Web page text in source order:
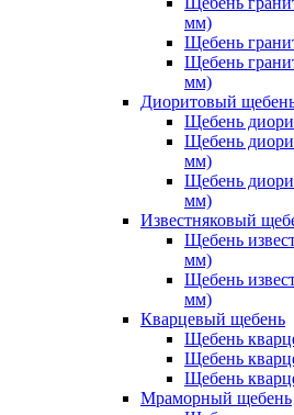
мм)
Щебень
Щебень
мм)
Диоритовый
Щебень
Щебень
мм)
Щебень
мм)
Известняковый
Щебень
мм)
Щебень
мм)
Кварцевый щебень
Щебень
Щебень
Щебень
Мраморный щебень